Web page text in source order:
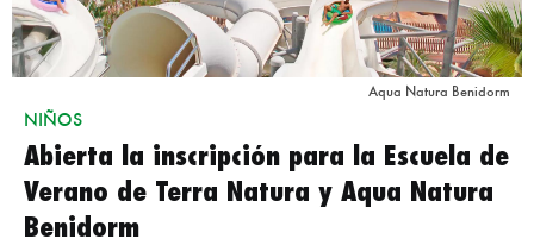
Aqua Natura Benidorm
NIÑOS
Abierta la inscripción para la Escuela de
Verano de Terra Natura y Aqua Natura
Benidorm